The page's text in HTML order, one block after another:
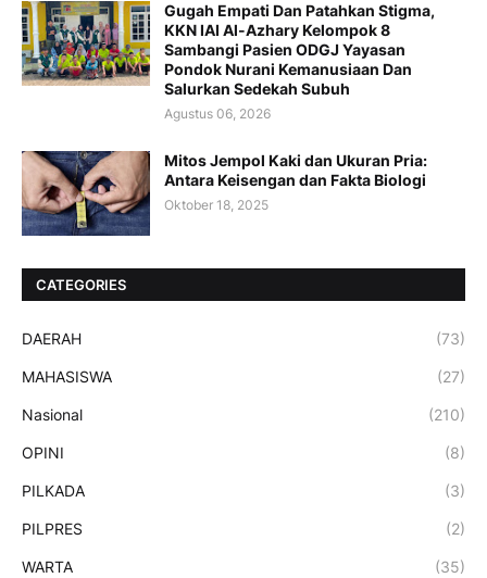
Gugah Empati Dan Patahkan Stigma,
KKN IAI Al-Azhary Kelompok 8
Sambangi Pasien ODGJ Yayasan
Pondok Nurani Kemanusiaan Dan
Salurkan Sedekah Subuh
Agustus 06, 2026
Mitos Jempol Kaki dan Ukuran Pria:
Antara Keisengan dan Fakta Biologi
Oktober 18, 2025
CATEGORIES
DAERAH (73)
MAHASISWA (27)
Nasional (210)
OPINI (8)
PILKADA (3)
PILPRES (2)
WARTA (35)